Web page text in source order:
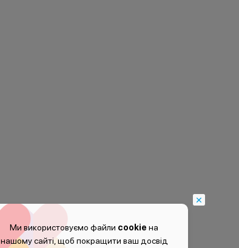
Ми використовуємо файли cookie на
нашому сайті, щоб покращити ваш досвід